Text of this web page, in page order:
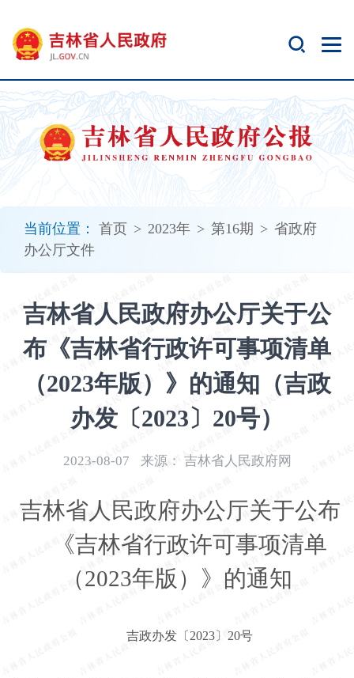
当前位置： 首页 > 2023年 > 第16期 > 省政府
办公厅文件
吉林省人民政府办公厅关于公
布《吉林省行政许可事项清单
（2023年版）》的通知（吉政
办发〔2023〕20号）
2023-08-07 来源： 吉林省人民政府网
吉林省人民政府办公厅关于公布
《吉林省行政许可事项清单
（2023年版）》的通知
吉政办发〔2023〕20号
开
无
障
碍
说
明
加